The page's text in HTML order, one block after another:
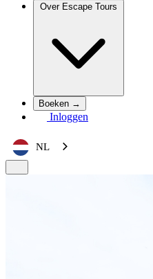
Over Escape Tours
Boeken →
Inloggen
NL